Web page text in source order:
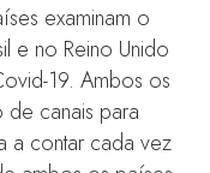
examinam o
e no Reino Unido
19. Ambos os
de canais para
a contar cada vez